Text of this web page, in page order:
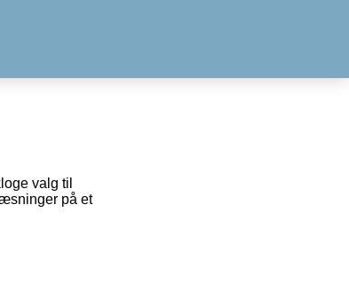
valg til
på et